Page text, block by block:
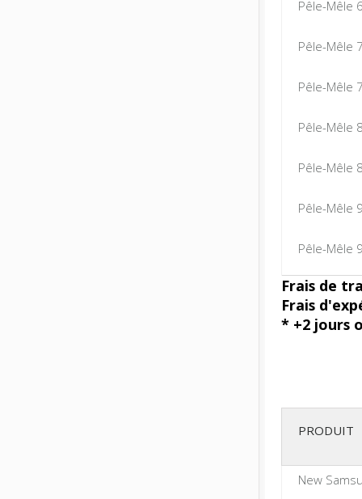
Pêle-Mêle
Pêle-Mêle
Pêle-Mêle
Pêle-Mêle
Pêle-Mêle
Pêle-Mêle
Pêle-Mêle
Frais de
Frais
* +2 jours
PRODUIT
New